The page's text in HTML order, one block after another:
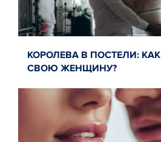
КОРОЛЕВА В ПОСТЕЛИ:
СВОЮ ЖЕНЩИНУ?